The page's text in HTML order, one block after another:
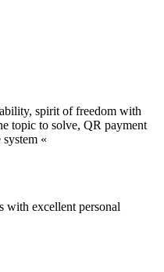
spirit of freedom with
topic to solve, QR payment
«
with excellent personal